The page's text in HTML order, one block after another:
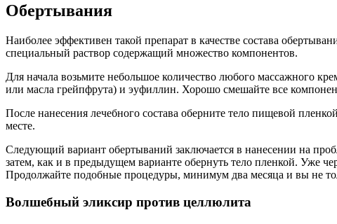
Обертывания
Наиболее эффективен такой препарат в качестве состава
специальный раствор содержащий множество компонентов.
Для начала возьмите небольшое количество любого массажного
или масла грейпфрута) и эуфиллин. Хорошо смешайте все
После нанесения лечебного состава оберните тело пищевой
месте.
Следующий вариант обертываний заключается в нанесении на
затем, как и в предыдущем варианте обернуть тело пленкой. Уже
Продолжайте подобные процедуры, минимум два месяца и вы не
Волшебный эликсир против целлюлита